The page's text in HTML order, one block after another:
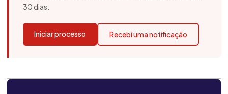
30 dias.
Iniciar processo Recebi uma notificação